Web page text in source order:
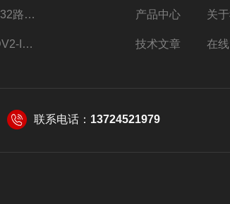
iDS-7732NX-I4/FA32路监控硬盘录像机
DS-2CD3T86FWDV2-I8S4g监控摄像头
产品中心 关
技术文章 在
联系电话： 13724521979